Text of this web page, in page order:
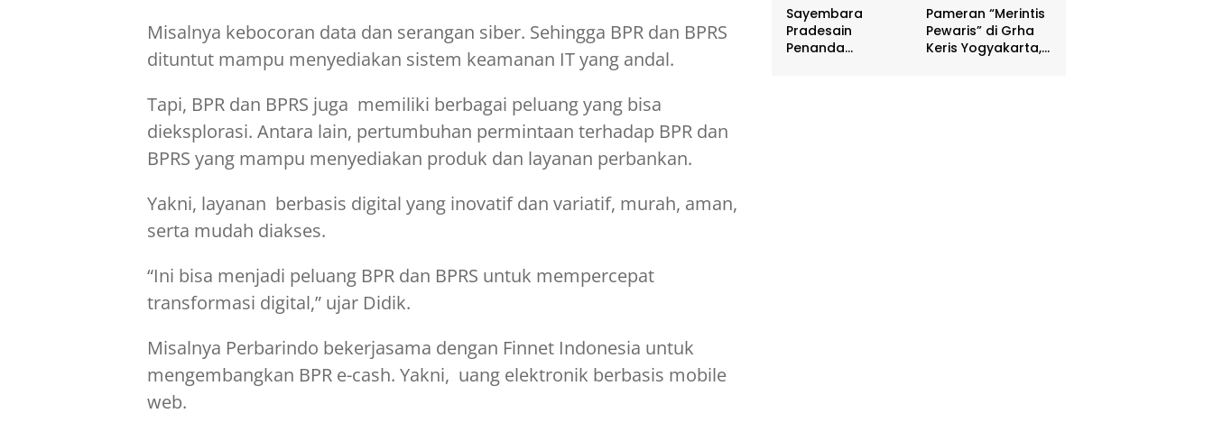
Misalnya kebocoran data dan serangan siber. Sehingga BPR dan BPRS
dituntut mampu menyediakan sistem keamanan IT yang andal.
Tapi, BPR dan BPRS juga memiliki berbagai peluang yang bisa
dieksplorasi. Antara lain, pertumbuhan permintaan terhadap BPR dan
BPRS yang mampu menyediakan produk dan layanan perbankan.
Yakni, layanan berbasis digital yang inovatif dan variatif, murah, aman,
serta mudah diakses.
“Ini bisa menjadi peluang BPR dan BPRS untuk mempercepat
transformasi digital,” ujar Didik.
Misalnya Perbarindo bekerjasama dengan Finnet Indonesia untuk
mengembangkan BPR e-cash. Yakni, uang elektronik berbasis mobile
web.
Sayembara
Pradesain
Penanda
Pameran “Merintis
Pewaris” di Grha
Keris Yogyakarta,